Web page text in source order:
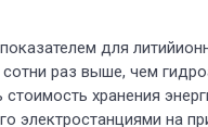
для
сотни раз выше, чем
хранения
электростанциями на